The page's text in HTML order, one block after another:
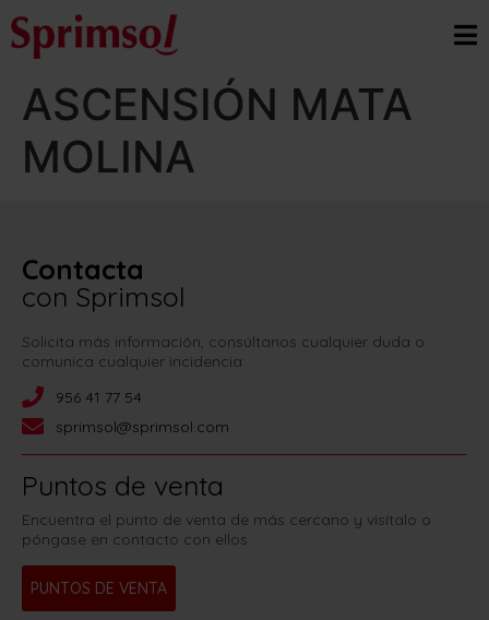
ASCENSIÓN MATA
MOLINA
Contacta
con Sprimsol
Solicita más información, consúltanos cualquier duda o
comunica cualquier incidencia:
956 41 77 54
sprimsol@sprimsol.com
Puntos de venta
Encuentra el punto de venta de más cercano y visítalo o
póngase en contacto con ellos.
PUNTOS DE VENTA